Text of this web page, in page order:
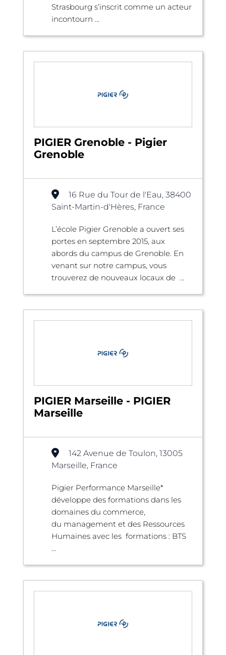
Strasbourg s’inscrit comme un acteur
incontourn ...
PIGIER Grenoble - Pigier
Grenoble
16 Rue du Tour de l'Eau, 38400
Saint-Martin-d'Hères, France
L’école Pigier Grenoble a ouvert ses
portes en septembre 2015, aux
abords du campus de Grenoble. En
venant sur notre campus, vous
trouverez de nouveaux locaux de ...
PIGIER Marseille - PIGIER
Marseille
142 Avenue de Toulon, 13005
Marseille, France
Pigier Performance Marseille*
développe des formations dans les
domaines du commerce,
du management et des Ressources
Humaines avec les formations : BTS
...